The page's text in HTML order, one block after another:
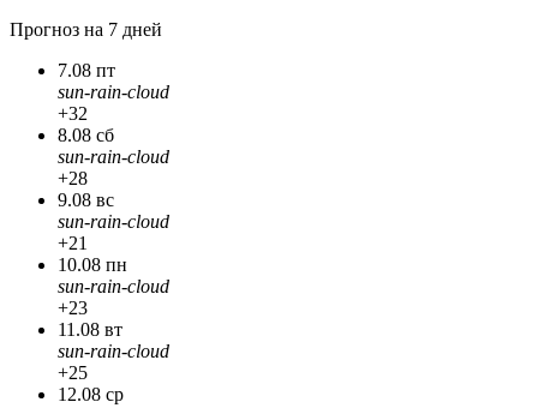
Прогноз на 7 дней
7.08 пт
sun-rain-cloud
+32
8.08 сб
sun-rain-cloud
+28
9.08 вс
sun-rain-cloud
+21
10.08 пн
sun-rain-cloud
+23
11.08 вт
sun-rain-cloud
+25
12.08 ср